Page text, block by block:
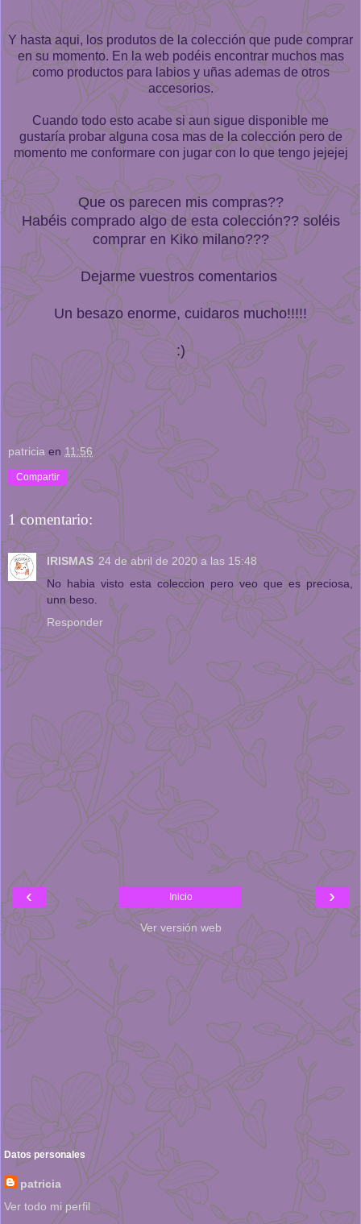
Y hasta aqui, los produtos de la colección que pude comprar
en su momento. En la web podéis encontrar muchos mas
como productos para labios y uñas ademas de otros
accesorios.
Cuando todo esto acabe si aun sigue disponible me
gustaría probar alguna cosa mas de la colección pero de
momento me conformare con jugar con lo que tengo jejejej
Que os parecen mis compras??
Habéis comprado algo de esta colección?? soléis
comprar en Kiko milano???
Dejarme vuestros comentarios
Un besazo enorme, cuidaros mucho!!!!!
:)
patricia en 11:56
Compartir
1 comentario:
IRISMAS 24 de abril de 2020 a las 15:48
No habia visto esta coleccion pero veo que es preciosa,
unn beso.
Responder
‹ ›
Inicio
Ver versión web
Datos personales
patricia
Ver todo mi perfil